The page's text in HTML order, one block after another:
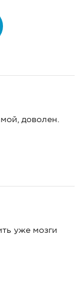
доволен.
уже мозги